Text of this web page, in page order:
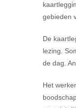
gebieden
De
lezing.
de dag.
Het